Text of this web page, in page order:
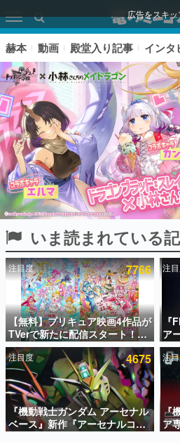
広告をスキッ
ピックアップ
電ファミのいま読まれている記事ラ
アプリセール情報
インタビュー
連載・特集一覧
殿堂入り記事
SNS拡散数が数千以上！
ど。多くの人々に読まれた
事をまとめました。
赫本 動画 殿堂入り記事 インタ
いま読まれている
注目度 7766
【無料】プリキュア映画4作品が
TVerで新たに配信スタート！な
んと2018年～2024年の映画ほぼ
すべてが見放題に、ぶっちゃけ
ありえないラインナップ
注
『
ア
リ
事
没
注目度 4675
『機動戦士ガンダム アーセナル
ベース』新作『アーセナルコマ
ンダー』発表！8月28日からオ
注
『
ア
散